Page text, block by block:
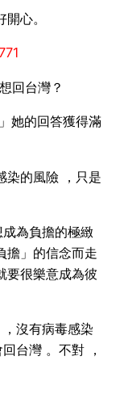
心。
回台灣？
她的回答獲得滿
染的風險 ，只是
為負擔的極緻
擔」的信念而走
要很樂意成為彼
沒有病毒感染
台灣 。不對 ，